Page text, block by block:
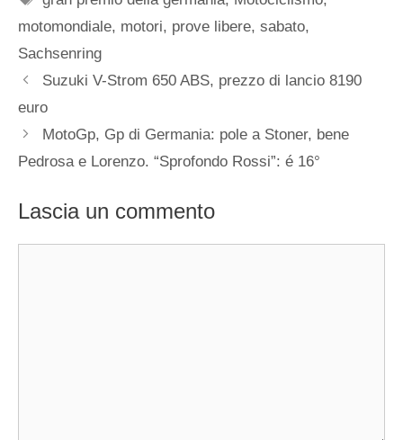
motomondiale, motori, prove libere, sabato,
Sachsenring
Suzuki V-Strom 650 ABS, prezzo di lancio 8190
euro
MotoGp, Gp di Germania: pole a Stoner, bene
Pedrosa e Lorenzo. “Sprofondo Rossi”: é 16°
Lascia un commento